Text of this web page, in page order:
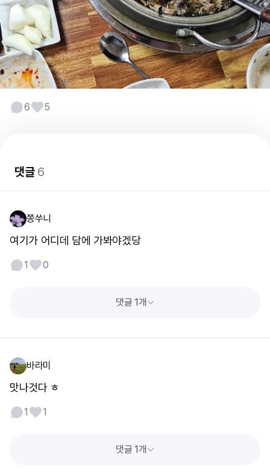
6 5
댓글6
쫑쑤니
여기가 어디데 담에 가봐야겠당
1 0
댓글 1개
바라미
맛나것다 ㅎ
1 1
댓글 1개